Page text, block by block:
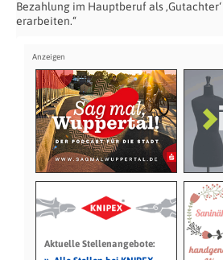
Bezahlung im Hauptberuf als
erarbeiten.“
Aktuelle Stellenangebote: